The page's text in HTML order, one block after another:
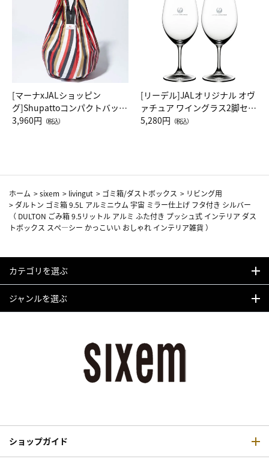
[マーナxJALショッピン
グ]Shupattoコンパクトバッグ
Drop JAL客室乗務員（LC）ス
3,960円 （税込）
[リーデル]JALオリジナル オヴ
ァチュア ワイングラス2脚セッ
ト（レッドワイン）
5,280円 （税込）
ホーム >sixem > livingut > ゴミ箱/ダストボックス > リビング用
> ダルトン ゴミ箱 9.5L アルミニウム 宇宙 ミラー仕上げ フタ付き シルバー
（ DULTON ごみ箱 9.5リットル アルミ ふた付き プッシュ式 インテリア ダス
トボックス スぺ―シー かっこいい おしゃれ インテリア雑貨 ）
カテゴリを選ぶ
ジャンルを選ぶ
ショップガイド